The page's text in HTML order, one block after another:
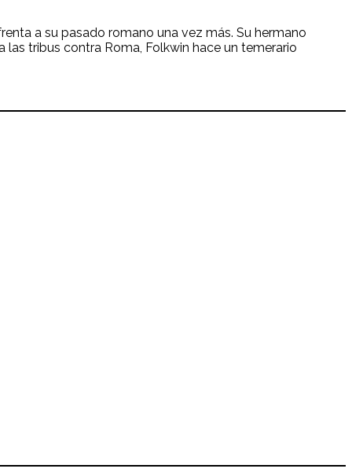
a su pasado romano una vez más. Su hermano
tribus contra Roma, Folkwin hace un temerario